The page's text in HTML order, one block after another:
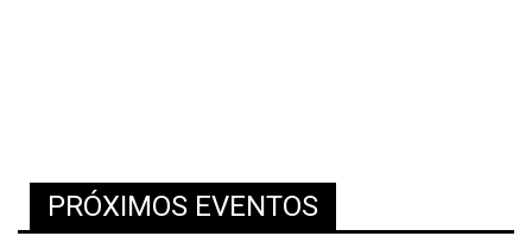
PRÓXIMOS EVENTOS